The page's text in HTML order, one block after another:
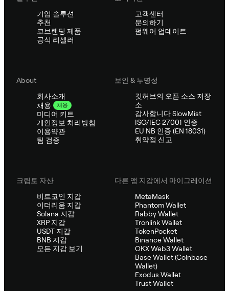
기업 솔루션
추천
코브랜딩 제품
공식 리셀러
고객센터
문의하기
펌웨어 업데이트
About
회사소개
채용
채용
미디어 키트
개인정보 처리방침
이용약관
팀 검증
보안 & 투명성
깃허브의 오픈 소스 저장
소
감사합니다 SlowMist
ISO/IEC 27001 인증
EU NB 인증 (EN 18031)
취약점 신고
크립토 자산
비트코인 지갑
이더리움 지갑
Solana 지갑
XRP 지갑
USDT 지갑
BNB 지갑
모든 지갑 보기
다른 앱 지갑에서 마이그레이션
MetaMask
Phantom Wallet
Rabby Wallet
Tronlink Wallet
TokenPocket
Binance Wallet
OKX Web3 Wallet
Base Wallet (Coinbase
Wallet)
Exodus Wallet
Trust Wallet